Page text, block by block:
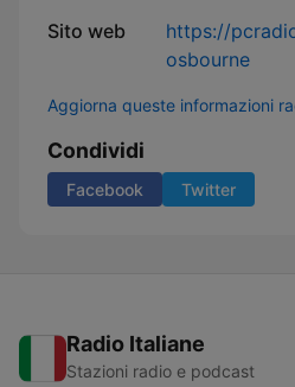
Sito web
https://
osbourne
Aggiorna queste informazioni
Condividi
Facebook Twitter
Radio Italiane
Stazioni radio e podcast